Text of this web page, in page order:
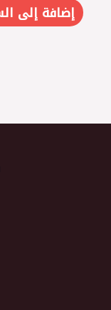
إضافة إلى